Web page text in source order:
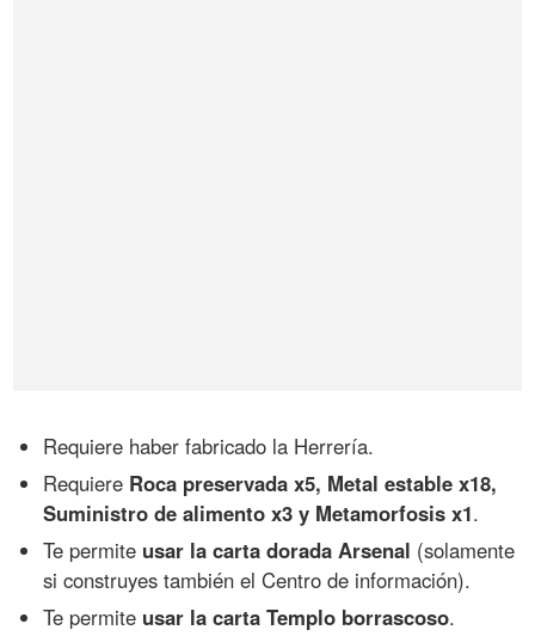
Requiere haber fabricado la Herrería.
Requiere Roca preservada x5, Metal estable x18,
Suministro de alimento x3 y Metamorfosis x1.
Te permite usar la carta dorada Arsenal (solamente
si construyes también el Centro de información).
Te permite usar la carta Templo borrascoso.